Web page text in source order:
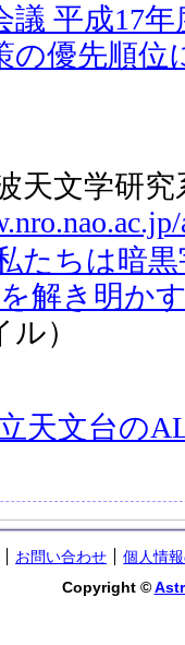
議 平成17
の優先順位
天文学研
たちは暗
解き明か
ル）
天文台の
お問い合わせ
個人情
Copyright ©